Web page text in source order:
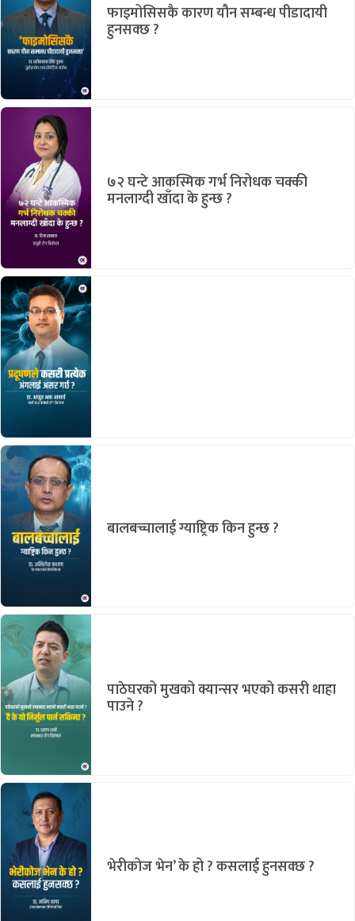
फाइमोसिसकै कारण यौन सम्बन्ध पीडादायी
हुनसक्छ ?
७२ घन्टे आकस्मिक गर्भ निरोधक चक्की
मनलाग्दी खाँदा के हुन्छ ?
बालबच्चालाई ग्याष्ट्रिक किन हुन्छ ?
पाठेघरको मुखको क्यान्सर भएको कसरी थाहा
पाउने ?
भेरीकोज भेन’ के हो ? कसलाई हुनसक्छ ?